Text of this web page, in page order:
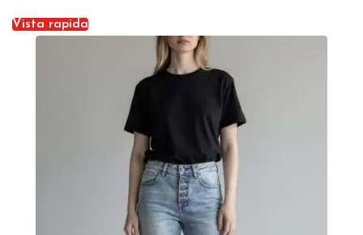
Vista rapida